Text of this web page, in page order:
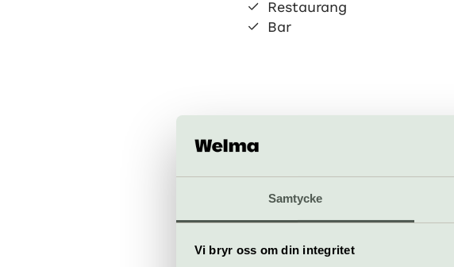
Samtycke
Vi bryr oss om din integritet
Restaurang
Bar